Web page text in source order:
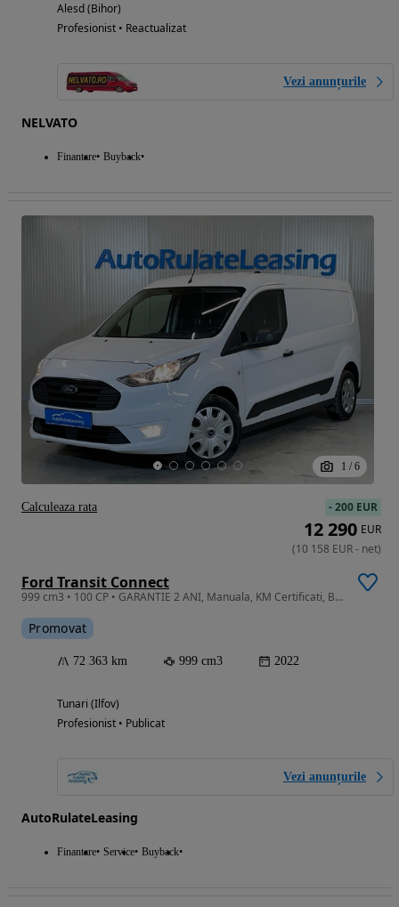
Alesd (Bihor)
Profesionist • Reactualizat
Vezi anunțurile
NELVATO
Finantare Buyback
1 / 6
Ford Transit Connect
999 cm3 • 100 CP • GARANTIE 2 ANI, Manuala, KM Certificati, Bluetooth
Promovat
72 363 km 999 cm3 2022
Tunari (Ilfov)
Profesionist • Publicat
Vezi anunțurile
AutoRulateLeasing
Finantare Service Buyback
-200 EUR
12 290 EUR
(10 158 EUR- net)
Calculeaza rata